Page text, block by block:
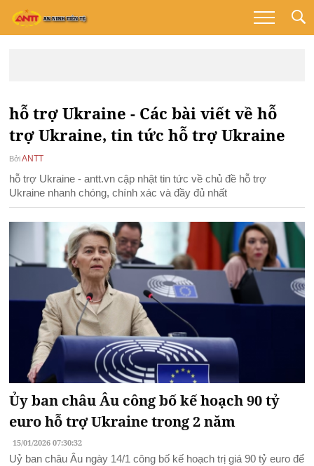
hỗ trợ Ukraine - Các bài viết về hỗ
trợ Ukraine, tin tức hỗ trợ Ukraine
Bởi ANTT
hỗ trợ Ukraine - antt.vn cập nhật tin tức về chủ đề hỗ trợ
Ukraine nhanh chóng, chính xác và đầy đủ nhất
Ủy ban châu Âu công bố kế hoạch 90 tỷ
euro hỗ trợ Ukraine trong 2 năm
15/01/2026 07:30:32
Uỷ ban châu Âu ngày 14/1 công bố kế hoạch trị giá 90 tỷ euro để